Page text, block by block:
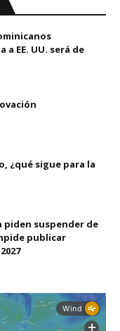
EE. UU. será de
¿qué sigue para la
piden suspender de
publicar